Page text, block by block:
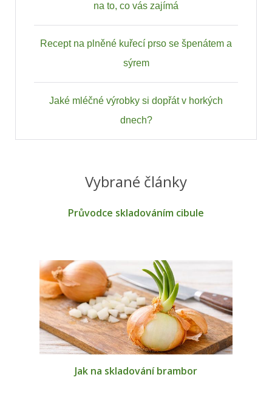
na to, co vás zajímá
Recept na plněné kuřecí prso se špenátem a
sýrem
Jaké mléčné výrobky si dopřát v horkých
dnech?
Vybrané články
Průvodce skladováním cibule
Jak na skladování brambor